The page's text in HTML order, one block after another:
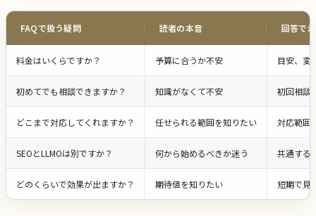
FAQで扱う疑問 読者の本音 回答で
料金はいくらですか？ 予算に合うか不安 目安、変
初めてでも相談できますか？ 知識がなくて不安 初回相談
どこまで対応してくれますか？ 任せられる範囲を知りたい 対応範囲
SEOとLLMOは別ですか？ 何から始めるべきか迷う 共通する
どのくらいで効果が出ますか？ 期待値を知りたい 短期で見